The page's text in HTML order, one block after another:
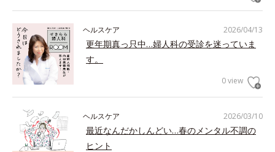
2026/04/13
ヘルスケア
更年期真っ只中…婦人科の受診を迷っていま
す。
0 view
2026/03/10
ヘルスケア
最近なんだかしんどい…春のメンタル不調の
ヒント